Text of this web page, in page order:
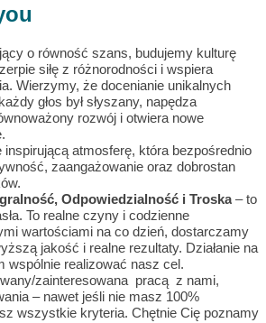
o równość szans, budujemy kulturę
siłę z różnorodności i wspiera
Wierzymy, że docenianie unikalnych
głos był słyszany, napędza
rozwój i otwiera nowe
inspirującą atmosferę, która bezpośrednio
zaangażowanie oraz dobrostan
Odpowiedzialność i Troska – to
To realne czyny i codzienne
wartościami na co dzień, dostarczamy
jakość i realne rezultaty. Działanie na
wspólnie realizować nasz cel.
zainteresowana pracą z nami,
– nawet jeśli nie masz 100%
wszystkie kryteria. Chętnie Cię poznamy